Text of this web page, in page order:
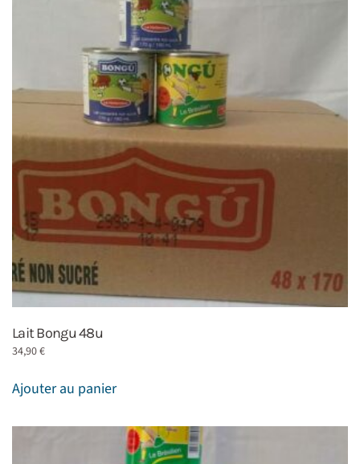
Lait Bongu 48u
34,90€
Ajouter au panier